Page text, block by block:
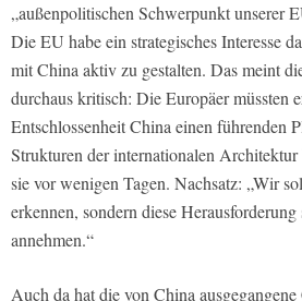
„außenpolitischen Schwerpunkt unserer
Die EU habe ein strategisches Interesse
mit China aktiv zu gestalten. Das meint
durchaus kritisch: Die Europäer müssten
Entschlossenheit China einen führenden
Strukturen der internationalen Architektur
sie vor wenigen Tagen. Nachsatz: „Wir
erkennen, sondern diese Herausforderung
annehmen.“
Auch da hat die von China